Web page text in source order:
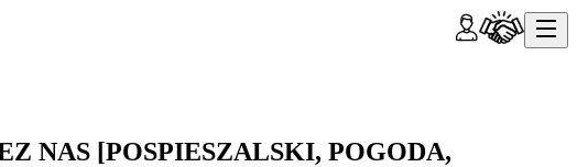
NAS [POSPIESZALSKI, POGODA,